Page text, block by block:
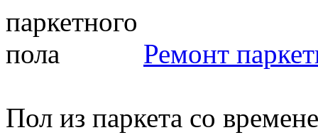
Ремонт
Пол из паркета со